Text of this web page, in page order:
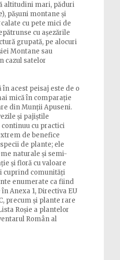
altitudini mari, păduri
pășuni montane și
cu pete mici de
cu așezările
grupată, pe alocuri
Montane sau
cazul satelor
acest peisaj este de o
mică în comparație
din Munții Apuseni.
și pajiștile
cu practici
de benefice
de plante; ele
naturale și semi-
și floră cu valoare
cuprind comunități
enumerate ca fiind
Anexa 1, Directiva EU
precum și plante rare
Roșie a plantelor
Român al